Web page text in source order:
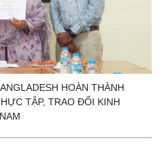
HOÀN THÀNH
TẬP, TRAO ĐỔI KINH